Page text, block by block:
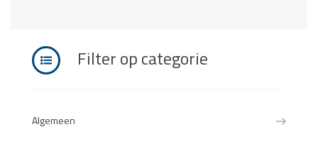
Filter op categorie
Algemeen